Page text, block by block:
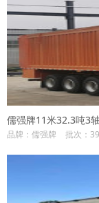
儒强牌11米32.3吨3
品牌：儒强牌 批次：